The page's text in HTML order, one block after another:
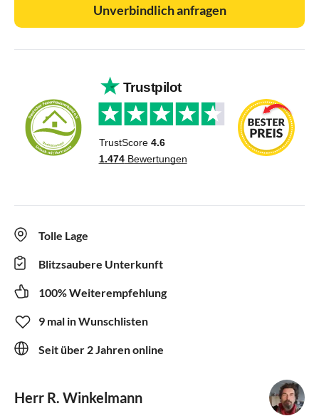
Unverbindlich anfragen
Tolle Lage
Blitzsaubere Unterkunft
100% Weiterempfehlung
9 mal in Wunschlisten
Seit über 2 Jahren online
Herr R. Winkelmann